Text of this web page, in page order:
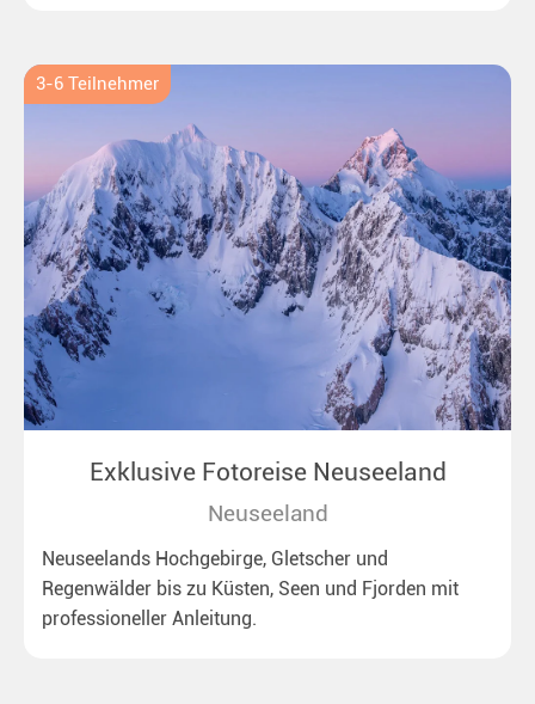
3-6 Teilnehmer
Exklusive Fotoreise Neuseeland
Neuseeland
Neuseelands Hochgebirge, Gletscher und
Regenwälder bis zu Küsten, Seen und Fjorden mit
professioneller Anleitung.